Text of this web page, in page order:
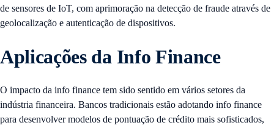
de sensores de IoT, com aprimoração na detecção de fraude através de
geolocalização e autenticação de dispositivos.
Aplicações da Info Finance
O impacto da info finance tem sido sentido em vários setores da
indústria financeira. Bancos tradicionais estão adotando info finance
para desenvolver modelos de pontuação de crédito mais sofisticados,